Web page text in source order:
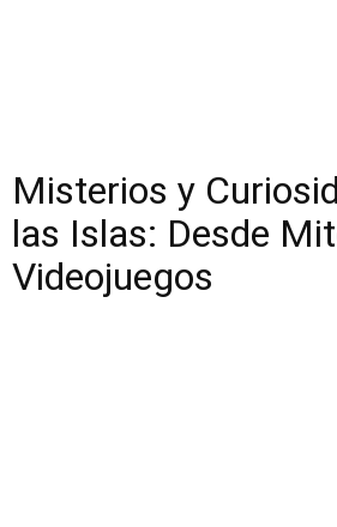
Misterios y
las Islas: Desde
Videojuegos